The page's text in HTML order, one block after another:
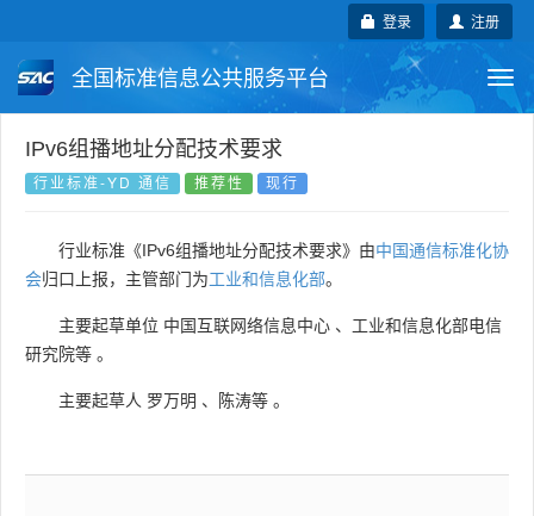
注册
登录
全国标准信息公共服务平台
国家标准 行业标准
国外标准 技术委员会
IPv6组播地址分配技术要求
行业标准-YD 通信 推荐性 现行
行业标准《IPv6组播地址分配技术要求》由中国通信标准化协
会归口上报，主管部门为工业和信息化部。
主要起草单位 中国互联网络信息中心 、 工业和信息化部电信
研究院等 。
主要起草人 罗万明 、 陈涛等 。